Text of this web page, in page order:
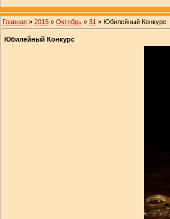
Главная » 2015 » Октябрь » 31 » Юбилейный Конкурс
Юбилейный Конкурс